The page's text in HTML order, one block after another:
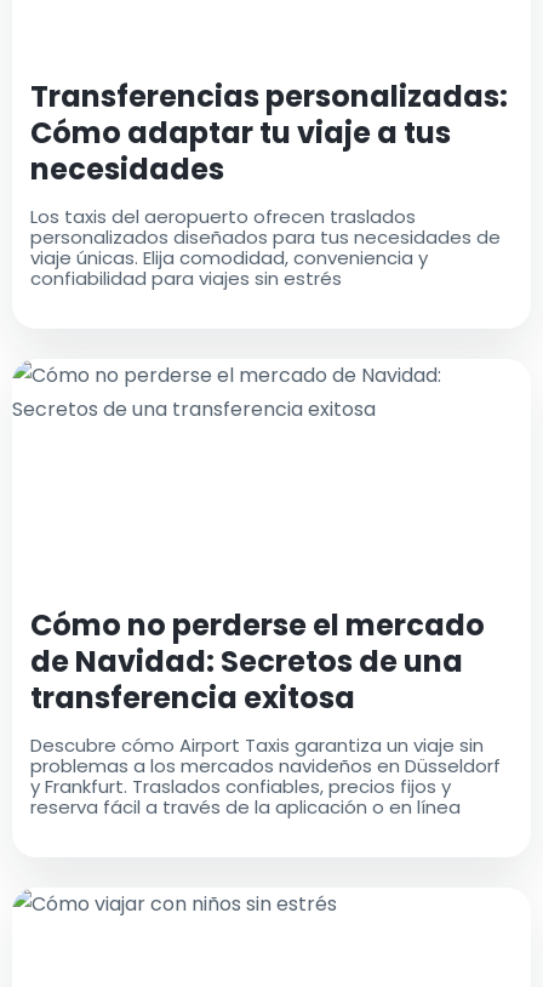
Transferencias personalizadas:
Cómo adaptar tu viaje a tus
necesidades
Los taxis del aeropuerto ofrecen traslados
personalizados diseñados para tus necesidades de
viaje únicas. Elija comodidad, conveniencia y
confiabilidad para viajes sin estrés
Cómo no perderse el mercado
de Navidad: Secretos de una
transferencia exitosa
Descubre cómo Airport Taxis garantiza un viaje sin
problemas a los mercados navideños en Düsseldorf
y Frankfurt. Traslados confiables, precios fijos y
reserva fácil a través de la aplicación o en línea